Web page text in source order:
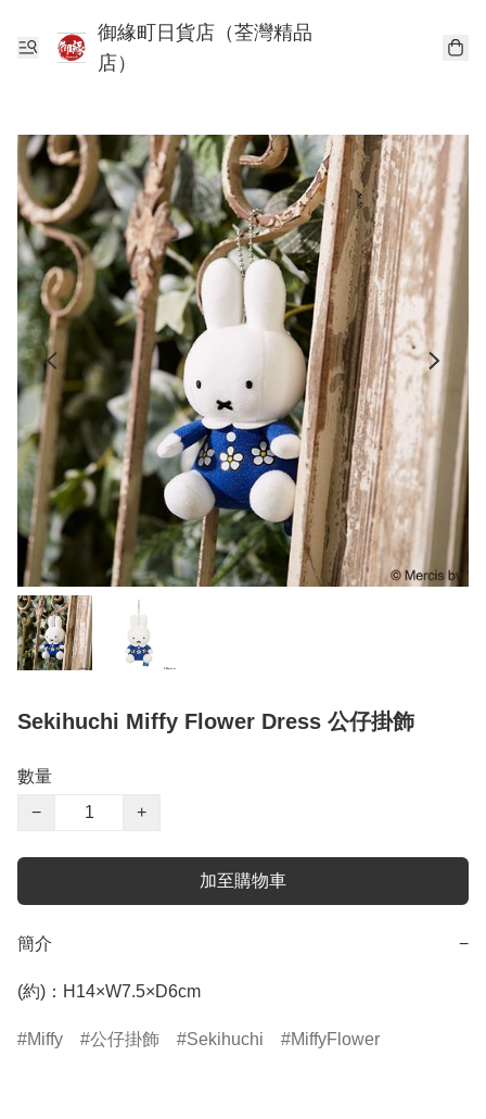
御緣町日貨店（荃灣精品
店）
Sekihuchi Miffy Flower Dress 公仔掛飾
數量
−
+
加至購物車
簡介 −
(約)：H14×W7.5×D6cm
Miffy 公仔掛飾 Sekihuchi MiffyFlower